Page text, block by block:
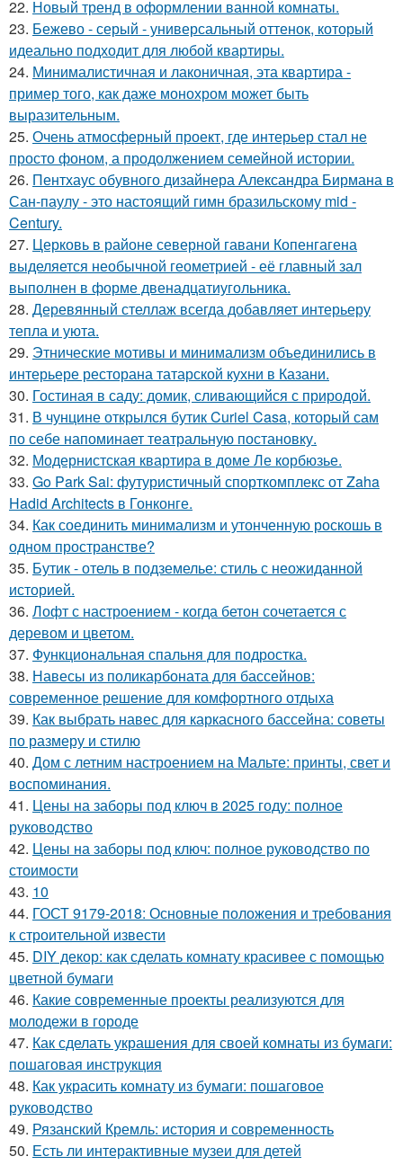
22. Новый тренд в оформлении ванной комнаты.
23. Бежево - серый - универсальный оттенок, который
идеально подходит для любой квартиры.
24. Минималистичная и лаконичная, эта квартира -
пример того, как даже монохром может быть
выразительным.
25. Очень атмосферный проект, где интерьер стал не
просто фоном, а продолжением семейной истории.
26. Пентхаус обувного дизайнера Александра Бирмана в
Сан-паулу - это настоящий гимн бразильскому mid -
Century.
27. Церковь в районе северной гавани Копенгагена
выделяется необычной геометрией - её главный зал
выполнен в форме двенадцатиугольника.
28. Деревянный стеллаж всегда добавляет интерьеру
тепла и уюта.
29. Этнические мотивы и минимализм объединились в
интерьере ресторана татарской кухни в Казани.
30. Гостиная в саду: домик, сливающийся с природой.
31. В чунцине открылся бутик Curiel Casa, который сам
по себе напоминает театральную постановку.
32. Модернистская квартира в доме Ле корбюзье.
33. Go Park Sai: футуристичный спорткомплекс от Zaha
Hadid Architects в Гонконге.
34. Как соединить минимализм и утонченную роскошь в
одном пространстве?
35. Бутик - отель в подземелье: стиль с неожиданной
историей.
36. Лофт с настроением - когда бетон сочетается с
деревом и цветом.
37. Функциональная спальня для подростка.
38. Навесы из поликарбоната для бассейнов:
современное решение для комфортного отдыха
39. Как выбрать навес для каркасного бассейна: советы
по размеру и стилю
40. Дом с летним настроением на Мальте: принты, свет и
воспоминания.
41. Цены на заборы под ключ в 2025 году: полное
руководство
42. Цены на заборы под ключ: полное руководство по
стоимости
43. 10
44. ГОСТ 9179-2018: Основные положения и требования
к строительной извести
45. DIY декор: как сделать комнату красивее с помощью
цветной бумаги
46. Какие современные проекты реализуются для
молодежи в городе
47. Как сделать украшения для своей комнаты из бумаги:
пошаговая инструкция
48. Как украсить комнату из бумаги: пошаговое
руководство
49. Рязанский Кремль: история и современность
50. Есть ли интерактивные музеи для детей